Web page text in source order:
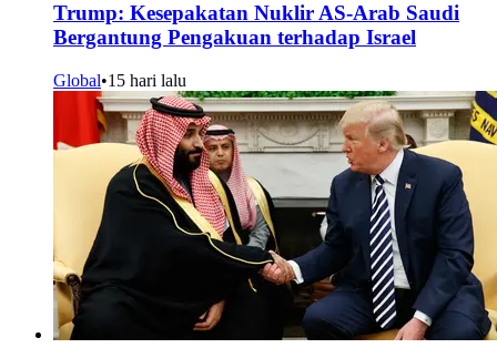
Trump: Kesepakatan Nuklir AS-Arab Saudi
Bergantung Pengakuan terhadap Israel
Global•15 hari lalu